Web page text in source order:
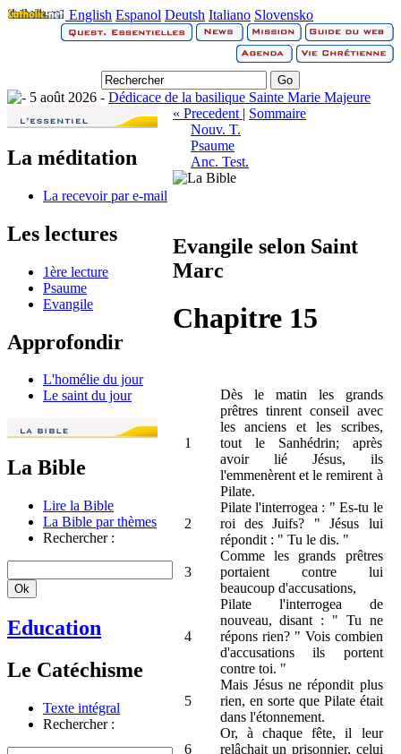
English Espanol Deutsh Italiano Slovensko
5 août 2026 - Dédicace de la basilique Sainte Marie Majeure
La méditation
La recevoir par e-mail
Les lectures
1ère lecture
Psaume
Evangile
Approfondir
L'homélie du jour
Le saint du jour
La Bible
Lire la Bible
La Bible par thèmes
Rechercher :
Education
Le Catéchisme
Texte intégral
Rechercher :
« Precedent | Sommaire
Nouv. T.
Psaume
Anc. Test.
Evangile selon Saint
Marc
Chapitre 15
1
Dès le matin les grands
prêtres tinrent conseil avec
les anciens et les scribes,
tout le Sanhédrin; après
avoir lié Jésus, ils
l'emmenèrent et le remirent à
Pilate.
2
Pilate l'interrogea : " Es-tu le
roi des Juifs? " Jésus lui
répondit : " Tu le dis. "
3
Comme les grands prêtres
portaient contre lui
beaucoup d'accusations,
4
Pilate l'interrogea de
nouveau, disant : " Tu ne
répons rien? " Vois combien
d'accusations ils portent
contre toi. "
5
Mais Jésus ne répondit plus
rien, en sorte que Pilate était
dans l'étonnement.
6
Or, à chaque fête, il leur
relâchait un prisonnier, celui